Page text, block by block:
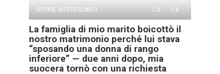
STORIE INTERESSANTI
0 8
La famiglia di mio marito boicottò il
nostro matrimonio perché lui stava
“sposando una donna di rango
inferiore” — due anni dopo, mia
suocera tornò con una richiesta